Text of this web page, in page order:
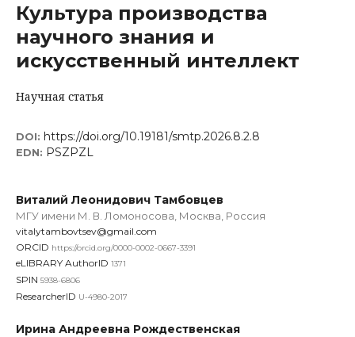
Культура производства
научного знания и
искусственный интеллект
Научная статья
DOI: https://doi.org/10.19181/smtp.2026.8.2.8
EDN: PSZPZL
Виталий Леонидович Тамбовцев
МГУ имени М. В. Ломоносова, Москва, Россия
vitalytambovtsev@gmail.com
ORCID https://orcid.org/0000-0002-0667-3391
eLIBRARY AuthorID 1371
SPIN 5938-6806
ResearcherID U-4980-2017
Ирина Андреевна Рождественская